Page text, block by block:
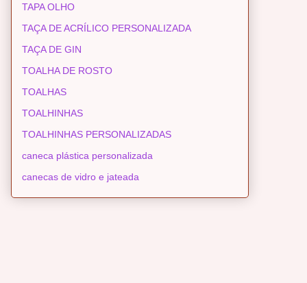
TAPA OLHO
TAÇA DE ACRÍLICO PERSONALIZADA
TAÇA DE GIN
TOALHA DE ROSTO
TOALHAS
TOALHINHAS
TOALHINHAS PERSONALIZADAS
caneca plástica personalizada
canecas de vidro e jateada